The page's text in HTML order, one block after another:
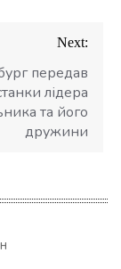
Next:
передав
лідера
та його
дружини